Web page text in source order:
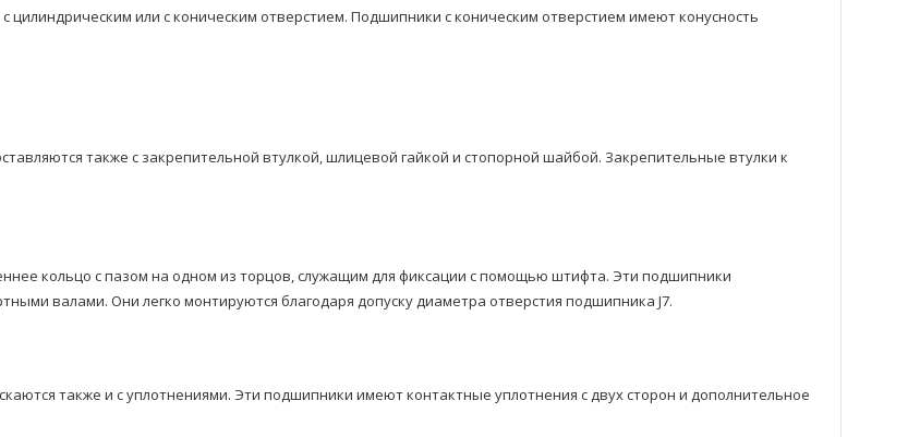
цилиндрическим или с коническим отверстием. Подшипники с коническим отверстием имеют конусность
также с закрепительной втулкой, шлицевой гайкой и стопорной шайбой. Закрепительные втулки к
кольцо с пазом на одном из торцов, служащим для фиксации с помощью штифта. Эти подшипники
валами. Они легко монтируются благодаря допуску диаметра отверстия подшипника J7.
также и с уплотнениями. Эти подшипники имеют контактныe уплотнения с двyх сторон и дополнительное